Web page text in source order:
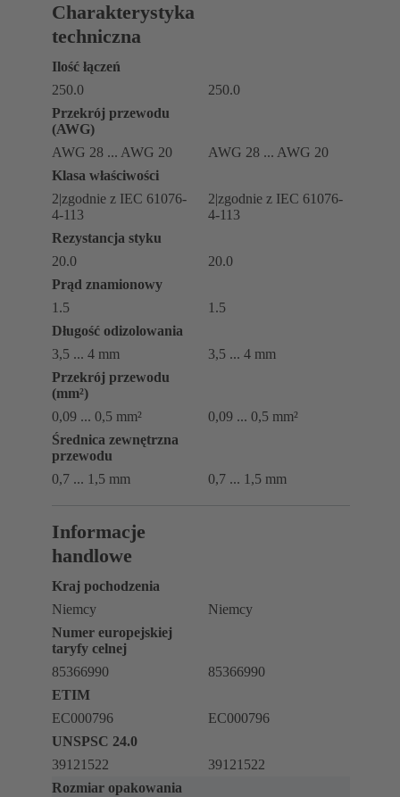
Charakterystyka
techniczna
Ilość łączeń
250.0
250.0
Przekrój przewodu
(AWG)
AWG 28 ... AWG 20
AWG 28 ... AWG 20
Klasa właściwości
2|zgodnie z IEC 61076-
4-113
2|zgodnie z IEC 61076-
4-113
Rezystancja styku
20.0
20.0
Prąd znamionowy
1.5
1.5
Długość odizolowania
3,5 ... 4 mm
3,5 ... 4 mm
Przekrój przewodu
(mm²)
0,09 ... 0,5 mm²
0,09 ... 0,5 mm²
Średnica zewnętrzna
przewodu
0,7 ... ‌1,5 mm
0,7 ... ‌1,5 mm
Informacje
handlowe
Kraj pochodzenia
Niemcy
Niemcy
Numer europejskiej
taryfy celnej
85366990
85366990
ETIM
EC000796
EC000796
UNSPSC 24.0
39121522
39121522
Rozmiar opakowania